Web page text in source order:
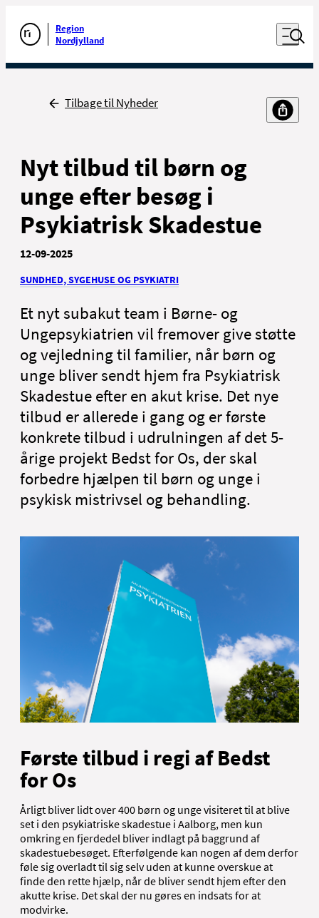
Gå til forsiden
Region
Nordjylland
Åben
Udfør søgning
Til sundhedsfaglige
Kontakt
Nyheder, presse og kommunikation
For ansatte
English
Tilbage til Nyheder
Nyt tilbud til børn og
unge efter besøg i
Psykiatrisk Skadestue
12-09-2025
SUNDHED, SYGEHUSE OG PSYKIATRI
Et nyt subakut team i Børne- og
Ungepsykiatrien vil fremover give støtte
og vejledning til familier, når børn og
unge bliver sendt hjem fra Psykiatrisk
Skadestue efter en akut krise. Det nye
tilbud er allerede i gang og er første
konkrete tilbud i udrulningen af det 5-
årige projekt Bedst for Os, der skal
forbedre hjælpen til børn og unge i
psykisk mistrivsel og behandling.
Første tilbud i regi af Bedst
for Os
Årligt bliver lidt over 400 børn og unge visiteret til at blive
set i den psykiatriske skadestue i Aalborg, men kun
omkring en fjerdedel bliver indlagt på baggrund af
skadestuebesøget. Efterfølgende kan nogen af dem derfor
føle sig overladt til sig selv uden at kunne overskue at
finde den rette hjælp, når de bliver sendt hjem efter den
akutte krise. Det skal der nu gøres en indsats for at
modvirke.